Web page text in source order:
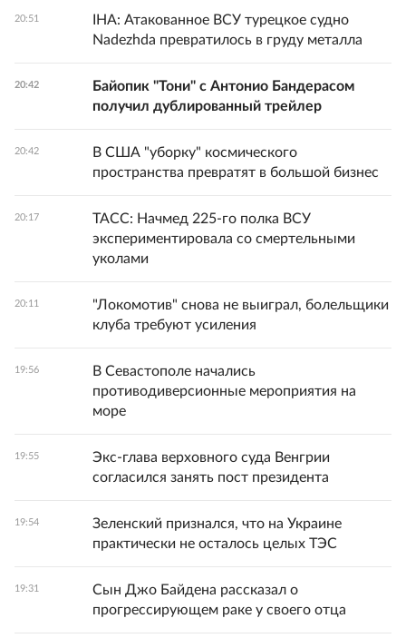
20:51
IHA: Атакованное ВСУ турецкое судно
Nadezhda превратилось в груду металла
20:42
Байопик "Тони" с Антонио Бандерасом
получил дублированный трейлер
20:42
В США "уборку" космического
пространства превратят в большой бизнес
20:17
ТАСС: Начмед 225-го полка ВСУ
экспериментировала со смертельными
уколами
20:11
"Локомотив" снова не выиграл, болельщики
клуба требуют усиления
19:56
В Севастополе начались
противодиверсионные мероприятия на
море
19:55
Экс-глава верховного суда Венгрии
согласился занять пост президента
19:54
Зеленский признался, что на Украине
практически не осталось целых ТЭС
19:31
Сын Джо Байдена рассказал о
прогрессирующем раке у своего отца